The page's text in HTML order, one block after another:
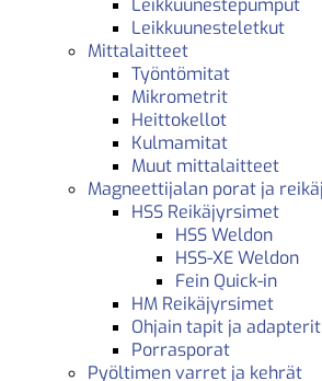
Leikkuunestepumput
Leikkuunesteletkut
Mittalaitteet
Työntömitat
Mikrometrit
Heittokellot
Kulmamitat
Muut mittalaitteet
Magneettijalan porat ja
HSS Reikäjyrsimet
HSS Weldon
HSS-XE Weldon
Fein Quick-in
HM Reikäjyrsimet
Ohjain tapit ja adapterit
Porrasporat
Pyöltimen varret ja kehrät